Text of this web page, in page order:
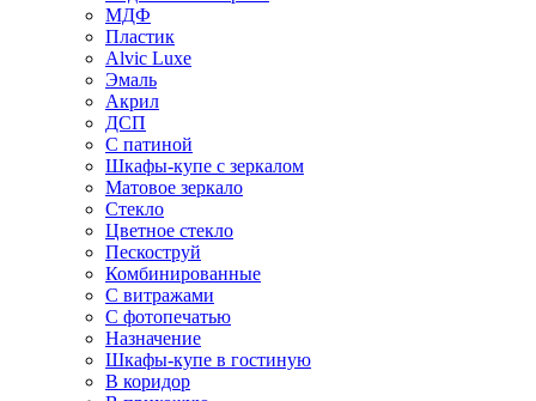
МДФ
Пластик
Alvic Luxe
Эмаль
Акрил
ДСП
С патиной
Шкафы-купе с зеркалом
Матовое зеркало
Стекло
Цветное стекло
Пескоструй
Комбинированные
С витражами
С фотопечатью
Назначение
Шкафы-купе в гостиную
В коридор